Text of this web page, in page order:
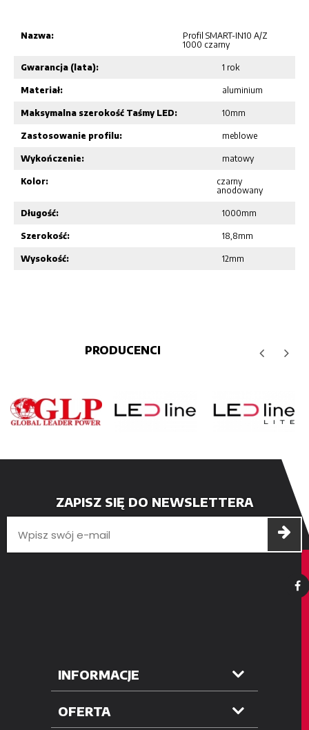
Nazwa:
Profil SMART-IN10 A/Z
1000 czarny
Gwarancja (lata): 1 rok
Materiał: aluminium
Maksymalna szerokość Taśmy LED: 10mm
Zastosowanie profilu: meblowe
Wykończenie: matowy
Kolor:
czarny
anodowany
Długość: 1000mm
Szerokość: 18,8mm
Wysokość: 12mm
PRODUCENCI
ZAPISZ SIĘ DO NEWSLETTERA
INFORMACJE
OFERTA